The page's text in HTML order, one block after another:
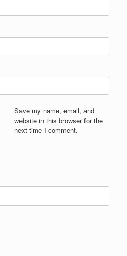
Save my name, email, and
website in this browser for the
next time I comment.